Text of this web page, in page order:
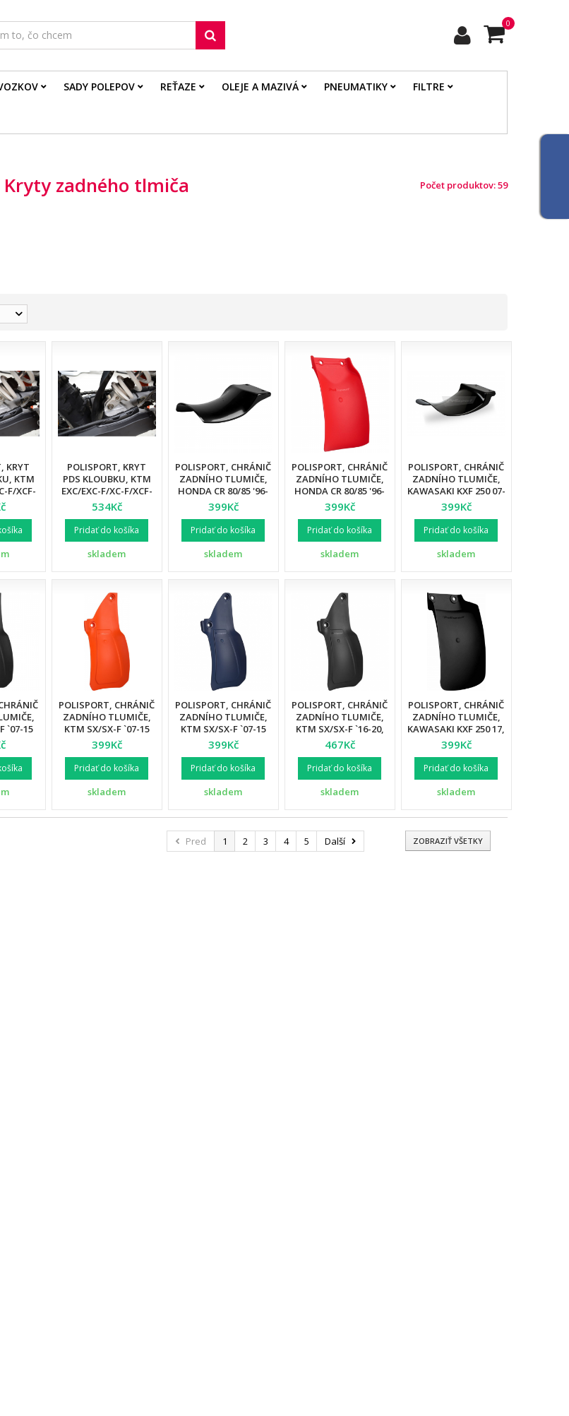
0
SADY POLEPOV REŤAZE OLEJE A MAZIVÁ PNEUMATIKY FILTRE
Kryty zadného tlmiča Počet produktov: 59
KRYT
KTM
F/XCF-
POLISPORT, KRYT
PDS KLOUBKU, KTM
EXC/EXC-F/XC-F/XCF-
W '17-'23, ORANŽOVÁ
BARVA
534Kč
Pridať do košíka
skladem
POLISPORT, CHRÁNIČ
ZADNÍHO TLUMIČE,
HONDA CR 80/85 '96-
'07 CR 125R '93-07 CR
250R '92-'07, CRF 450R
'02-'08, ČERNÁ BARVA
399Kč
Pridať do košíka
skladem
POLISPORT, CHRÁNIČ
ZADNÍHO TLUMIČE,
HONDA CR 80/85 '96-
'07 CR 125R '93-07 CR
250R '92-'07, CRF 450R
'02-'08, ČERVENÁ
399Kč
Pridať do košíka
skladem
POLISPORT, CHRÁNIČ
ZADNÍHO TLUMIČE,
KAWASAKI KXF 250 07-
16, KXF 450 07-15
ČERNÁ BARVA
399Kč
Pridať do košíka
skladem
`07-15
16,
TC/FC
16
POLISPORT, CHRÁNIČ
ZADNÍHO TLUMIČE,
KTM SX/SX-F `07-15
EXC/EXC-F `08-16,
HUSVQARNA TC/FC
`14-15, FE `14-16
399Kč
Pridať do košíka
skladem
POLISPORT, CHRÁNIČ
ZADNÍHO TLUMIČE,
KTM SX/SX-F `07-15
EXC/EXC-F `08-16,
HUSVQARNA TC/FC
`14-15, FE `14-16
399Kč
Pridať do košíka
skladem
POLISPORT, CHRÁNIČ
ZADNÍHO TLUMIČE,
KTM SX/SX-F `16-20,
EXC/EXC-F `17-20,
HUSQVARNA TC/FC
`16-20, TX/FX `17-20,
467Kč
Pridať do košíka
skladem
POLISPORT, CHRÁNIČ
ZADNÍHO TLUMIČE,
KAWASAKI KXF 250 17,
KXF 450 16-18 ČERNÁ
BARVA
399Kč
Pridať do košíka
skladem
Pred 1 2 3 4 5 Další ZOBRAZIŤ VŠETKY